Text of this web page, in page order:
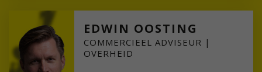
EDWIN OOSTING
COMMERCIEEL ADVISEUR |
OVERHEID